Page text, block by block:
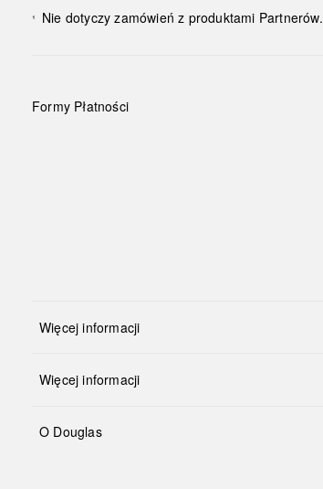
¹ Nie dotyczy zamówień z produktami Partnerów.
Formy Płatności
Więcej informacji
Więcej informacji
O Douglas